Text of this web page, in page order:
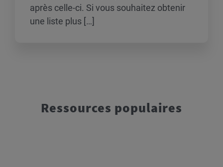
après celle-ci. Si vous souhaitez obtenir
une liste plus […]
Ressources populaires